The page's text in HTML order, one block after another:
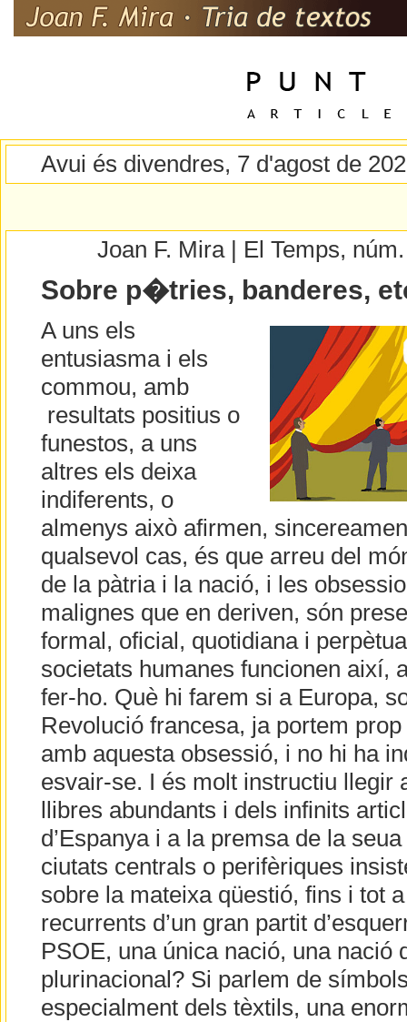
Avui és divendres, 7 d'agost de
Joan F. Mira | El Temps,
Sobre p�tries, banderes,
A uns els
entusiasma i els
commou, amb
resultats positius o
funestos, a uns
altres els deixa
indiferents, o
almenys això afirmen,
qualsevol cas, és que arreu del
de la pàtria i la nació, i les
malignes que en deriven, són
formal, oficial, quotidiana i
societats humanes funcionen així,
fer-ho. Què hi farem si a Europa,
Revolució francesa, ja portem
amb aquesta obsessió, i no hi ha
esvair-se. I és molt instructiu llegir
llibres abundants i dels infinits
d’Espanya i a la premsa de la
ciutats centrals o perifèriques
sobre la mateixa qüestió, fins i tot
recurrents d’un gran partit
PSOE, una única nació, una nació
plurinacional? Si parlem de
especialment dels tèxtils, una